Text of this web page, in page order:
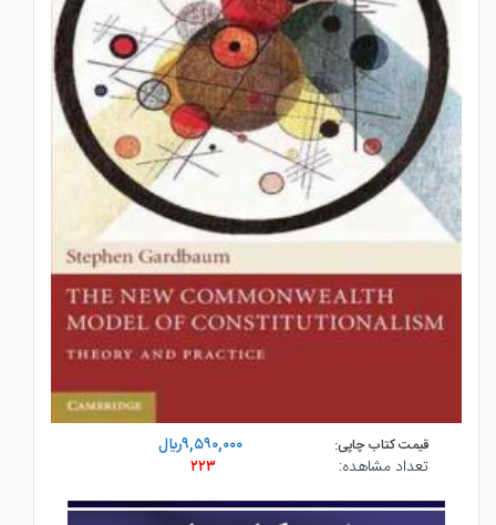
قیمت کتاب چاپی:
۹,۵۹۰,۰۰۰ريال
تعداد مشاهده:
۲۲۳